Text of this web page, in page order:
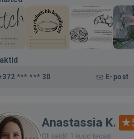
*** *** 30 E-post
Anastassia K.
Oli saidil: 1 kuud tagasi